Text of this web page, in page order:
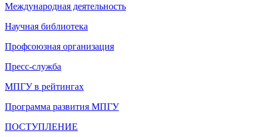
Международная деятельность
Научная библиотека
Профсоюзная организация
Пресс-служба
МПГУ в рейтингах
Программа развития МПГУ
ПОСТУПЛЕНИЕ